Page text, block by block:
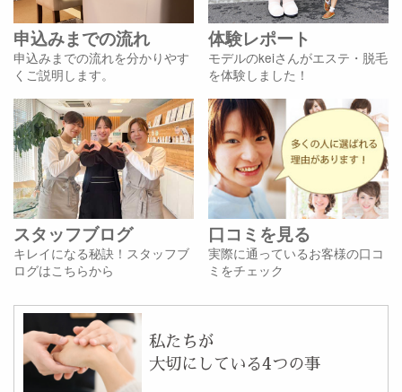
申込みまでの流れ
申込みまでの流れを分かりやす
くご説明します。
体験レポート
モデルのkeiさんがエステ・脱毛
を体験しました！
スタッフブログ
キレイになる秘訣！スタッフブ
ログはこちらから
口コミを見る
実際に通っているお客様の口コ
ミをチェック
私たちが
大切にしている4つの事